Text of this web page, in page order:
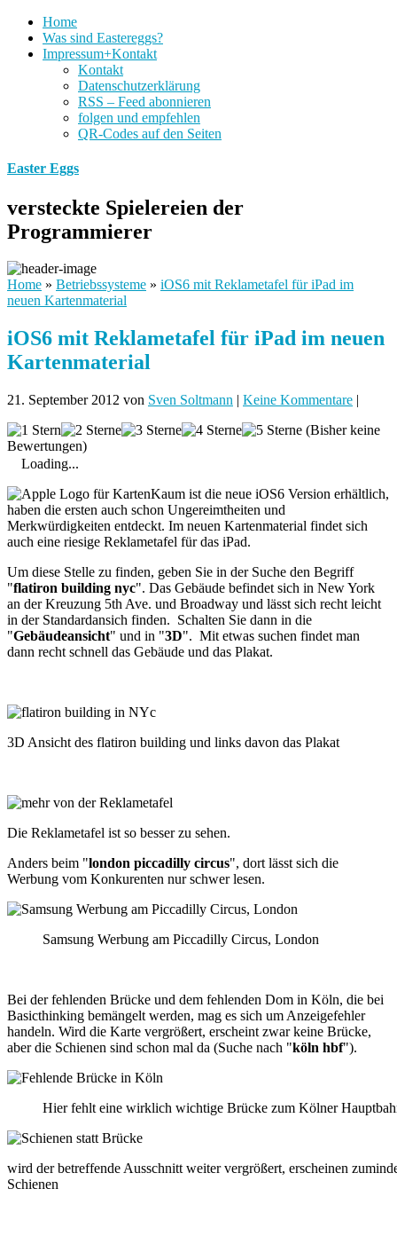
Home
Was sind Eastereggs?
Impressum+Kontakt
Kontakt
Datenschutzerklärung
RSS – Feed abonnieren
folgen und empfehlen
QR-Codes auf den Seiten
Easter Eggs
versteckte Spielereien der
Programmierer
Home » Betriebssysteme » iOS6 mit Reklametafel für iPad im
neuen Kartenmaterial
iOS6 mit Reklametafel für iPad im neuen
Kartenmaterial
21. September 2012 von Sven Soltmann | Keine Kommentare |
(Bisher keine
Bewertungen)
Loading...
Kaum ist die neue iOS6 Version erhältlich,
haben die ersten auch schon Ungereimtheiten und
Merkwürdigkeiten entdeckt. Im neuen Kartenmaterial findet sich
auch eine riesige Reklametafel für das iPad.
Um diese Stelle zu finden, geben Sie in der Suche den Begriff
"flatiron building nyc". Das Gebäude befindet sich in New York
an der Kreuzung 5th Ave. und Broadway und lässt sich recht leicht
in der Standardansich finden. Schalten Sie dann in die
"Gebäudeansicht" und in "3D". Mit etwas suchen findet man
dann recht schnell das Gebäude und das Plakat.
3D Ansicht des flatiron building und links davon das Plakat
Die Reklametafel ist so besser zu sehen.
Anders beim "london piccadilly circus", dort lässt sich die
Werbung vom Konkurenten nur schwer lesen.
Samsung Werbung am Piccadilly Circus, London
Bei der fehlenden Brücke und dem fehlenden Dom in Köln, die bei
Basicthinking bemängelt werden, mag es sich um Anzeigefehler
handeln. Wird die Karte vergrößert, erscheint zwar keine Brücke,
aber die Schienen sind schon mal da (Suche nach "köln hbf").
Hier fehlt eine wirklich wichtige Brücke zum Kölner
wird der betreffende Ausschnitt weiter vergrößert, erscheinen
Schienen